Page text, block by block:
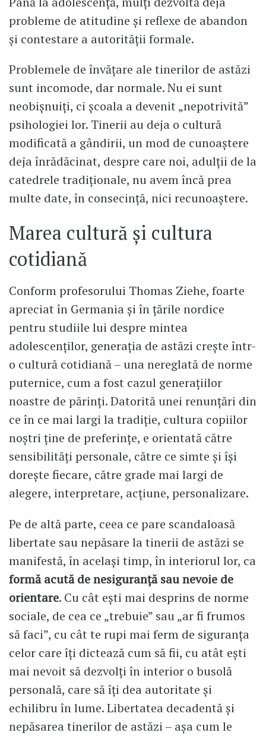
probleme de atitudine și reflexe de abandon
și contestare a autorității formale.
Problemele de învățare ale tinerilor de astăzi
sunt incomode, dar normale. Nu ei sunt
neobișnuiți, ci școala a devenit „nepotrivită”
psihologiei lor. Tinerii au deja o cultură
modificată a gândirii, un mod de cunoaștere
deja înrădăcinat, despre care noi, adulții de la
catedrele tradiționale, nu avem încă prea
multe date, în consecință, nici recunoaștere.
Marea cultură și cultura
cotidiană
Conform profesorului Thomas Ziehe, foarte
apreciat în Germania și în țările nordice
pentru studiile lui despre mintea
adolescenților, generația de astăzi crește într-
o cultură cotidiană – una nereglată de norme
puternice, cum a fost cazul generațiilor
noastre de părinți. Datorită unei renunțări din
ce în ce mai largi la tradiție, cultura copiilor
noștri ține de preferințe, e orientată către
sensibilități personale, către ce simte și își
dorește fiecare, către grade mai largi de
alegere, interpretare, acțiune, personalizare.
Pe de altă parte, ceea ce pare scandaloasă
libertate sau nepăsare la tinerii de astăzi se
manifestă, în același timp, în interiorul lor, ca
formă acută de nesiguranță sau nevoie de
orientare. Cu cât ești mai desprins de norme
sociale, de cea ce „trebuie” sau „ar fi frumos
să faci”, cu cât te rupi mai ferm de siguranța
celor care îți dictează cum să fii, cu atât ești
mai nevoit să dezvolți în interior o busolă
personală, care să îți dea autoritate și
echilibru în lume. Libertatea decadentă și
nepăsarea tinerilor de astăzi – așa cum le